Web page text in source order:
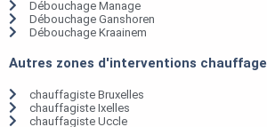
Débouchage Manage
Débouchage Ganshoren
Débouchage Kraainem
Autres zones d'interventions chauffage
chauffagiste Bruxelles
chauffagiste Ixelles
chauffagiste Uccle